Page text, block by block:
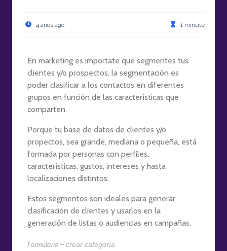
4 años ago 1 minute
En marketing es importate que segmentes tus
clientes y/o prospectos, la segmentación es
poder clasificar a los contactos en diferentes
grupos en función de las características que
comparten.
Porque tu base de datos de clientes y/o
propectos, sea grande, mediana o pequeña, está
formada por personas con perfiles,
características, gustos, intereses y hasta
localizaciones distintos.
Estos segmentos son ideales para generar
clasificación de clientes y usarlos en la
generación de listas o audiencias en campañas.
Formulario –crear categoría